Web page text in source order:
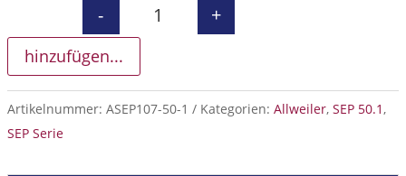
Lagerfett Menge
- +
hinzufügen...
Artikelnummer: ASEP107-50-1 Kategorien: Allweiler, SEP 50.1 ,
SEP Serie